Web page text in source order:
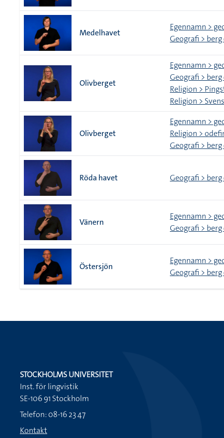
Medelhavet
Egennamn >
Geografi >
Olivberget
Egennamn >
Geografi >
Religion >
Religion >
Olivberget
Egennamn >
Religion >
Geografi >
Röda havet Geografi >
Vänern
Egennamn >
Geografi >
Östersjön
Egennamn >
Geografi >
STOCKHOLMS UNIVERSITET
Inst. för lingvistik
SE-106 91 Stockholm
Telefon: 08-16 23 47
Kontakt